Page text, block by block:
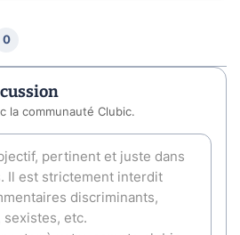
0
la communauté Clubic.